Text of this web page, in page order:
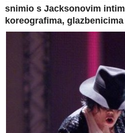
snimio s Jacksonovim
koreografima,